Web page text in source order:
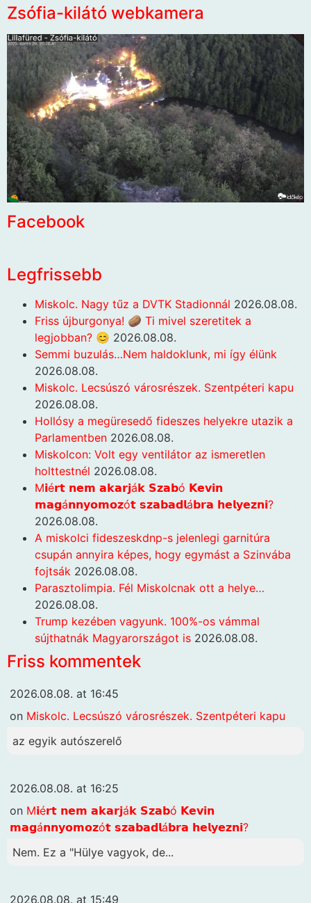
Zsófia-kilátó webkamera
Facebook
Legfrissebb
Miskolc. Nagy tűz a DVTK Stadionnál 2026.08.08.
Friss újburgonya! 🥔 Ti mivel szeretitek a
legjobban? 😊 2026.08.08.
Semmi buzulás…Nem haldoklunk, mi így élünk
2026.08.08.
Miskolc. Lecsúszó városrészek. Szentpéteri kapu
2026.08.08.
Hollósy a megüresedő fideszes helyekre utazik a
Parlamentben 2026.08.08.
Miskolcon: Volt egy ventilátor az ismeretlen
holttestnél 2026.08.08.
M𝗶é𝗿𝘁 𝗻𝗲𝗺 𝗮𝗸𝗮𝗿𝗷á𝗸 𝗦𝘇𝗮𝗯ó 𝗞𝗲𝘃𝗶𝗻
𝗺𝗮𝗴á𝗻𝗻𝘆𝗼𝗺𝗼𝘇ó𝘁 𝘀𝘇𝗮𝗯𝗮𝗱𝗹á𝗯𝗿𝗮 𝗵𝗲𝗹𝘆𝗲𝘇𝗻𝗶?
2026.08.08.
A miskolci fideszeskdnp-s jelenlegi garnitúra
csupán annyira képes, hogy egymást a Szinvába
fojtsák 2026.08.08.
Parasztolimpia. Fél Miskolcnak ott a helye…
2026.08.08.
Trump kezében vagyunk. 100%-os vámmal
sújthatnák Magyarországot is 2026.08.08.
Friss kommentek
2026.08.08. at 16:45
on Miskolc. Lecsúszó városrészek. Szentpéteri kapu
az egyik autószerelő
2026.08.08. at 16:25
on M𝗶é𝗿𝘁 𝗻𝗲𝗺 𝗮𝗸𝗮𝗿𝗷á𝗸 𝗦𝘇𝗮𝗯ó 𝗞𝗲𝘃𝗶𝗻
𝗺𝗮𝗴á𝗻𝗻𝘆𝗼𝗺𝗼𝘇ó𝘁 𝘀𝘇𝗮𝗯𝗮𝗱𝗹á𝗯𝗿𝗮 𝗵𝗲𝗹𝘆𝗲𝘇𝗻𝗶?
Nem. Ez a "Hülye vagyok, de...
2026.08.08. at 15:49